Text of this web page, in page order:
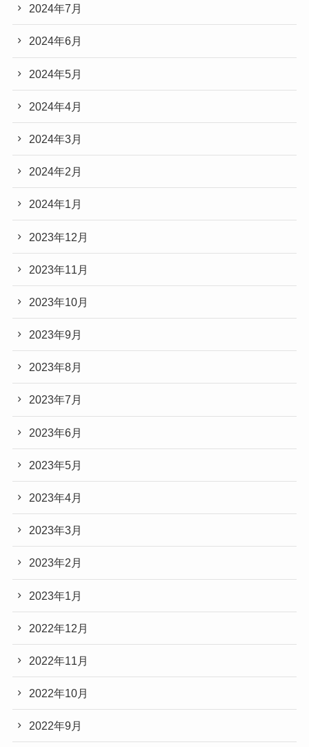
2024年7月
2024年6月
2024年5月
2024年4月
2024年3月
2024年2月
2024年1月
2023年12月
2023年11月
2023年10月
2023年9月
2023年8月
2023年7月
2023年6月
2023年5月
2023年4月
2023年3月
2023年2月
2023年1月
2022年12月
2022年11月
2022年10月
2022年9月